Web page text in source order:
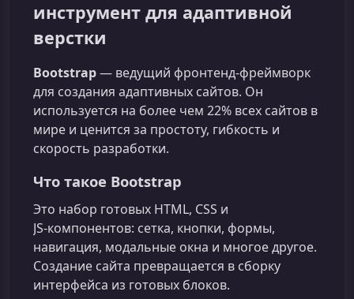
инструмент для адаптивной
верстки
Bootstrap— ведущий фронтенд‑фреймворк
для создания адаптивных сайтов. Он
используется на более чем 22% всех сайтов в
мире и ценится за простоту, гибкость и
скорость разработки.
Что такое Bootstrap
Это набор готовых HTML, CSS и
JS‑компонентов: сетка, кнопки, формы,
навигация, модальные окна и многое другое.
Создание сайта превращается в сборку
интерфейса из готовых блоков.